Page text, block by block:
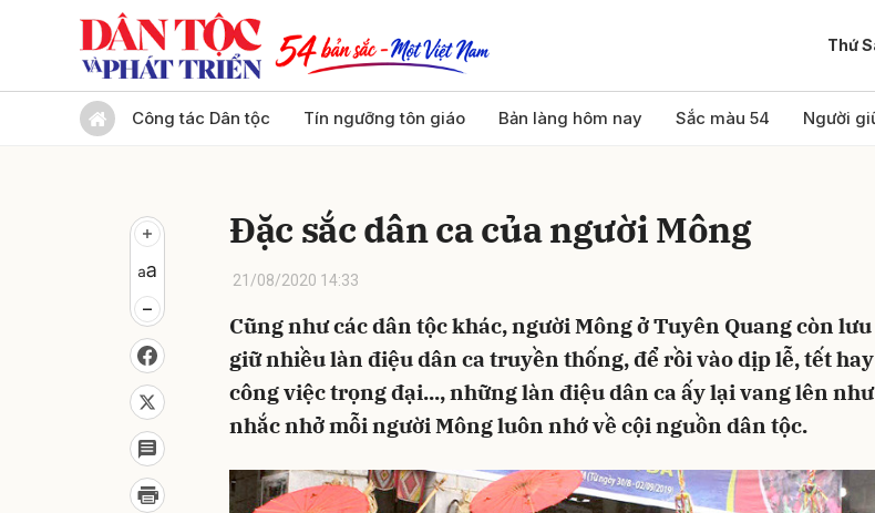
Thứ
Công tác Dân tộc Tín ngưỡng tôn giáo Bản làng hôm nay Sắc màu 54 Người
Đặc sắc dân ca của người Mông
21/08/2020 14:33
Cũng như các dân tộc khác, người Mông ở Tuyên Quang còn lưu
giữ nhiều làn điệu dân ca truyền thống, để rồi vào dịp lễ, tết hay
công việc trọng đại..., những làn điệu dân ca ấy lại vang lên như
nhắc nhở mỗi người Mông luôn nhớ về cội nguồn dân tộc.
Gửi bình luận